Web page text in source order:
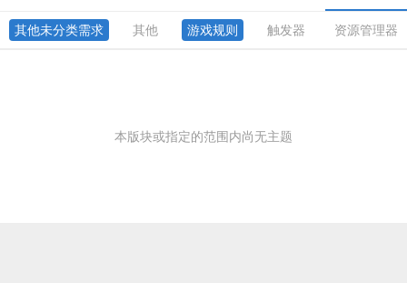
其他未分类需求 其他 游戏规则 触发器 资源管理器
本版块或指定的范围内尚无主题